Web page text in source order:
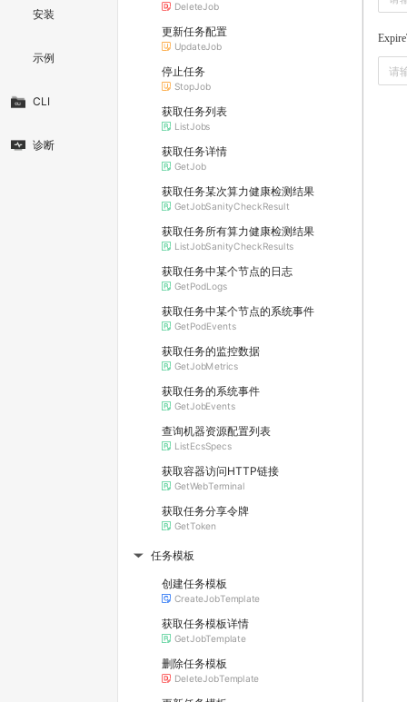
安装
示例
CLI
诊断
DeleteJob
更新任务配置
UpdateJob
停止任务
StopJob
获取任务列表
ListJobs
获取任务详情
GetJob
获取任务某次算力健康检测结果
GetJobSanityCheckResult
获取任务所有算力健康检测结果
ListJobSanityCheckResults
获取任务中某个节点的日志
GetPodLogs
获取任务中某个节点的系统事件
GetPodEvents
获取任务的监控数据
GetJobMetrics
获取任务的系统事件
GetJobEvents
查询机器资源配置列表
ListEcsSpecs
获取容器访问HTTP链接
GetWebTerminal
获取任务分享令牌
GetToken
▶ 任务模板
创建任务模板
CreateJobTemplate
获取任务模板详情
GetJobTemplate
删除任务模板
DeleteJobTemplate